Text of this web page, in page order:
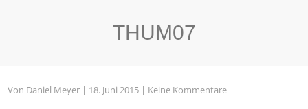
THUM07
Von Daniel Meyer | 18. Juni 2015 | Keine Kommentare